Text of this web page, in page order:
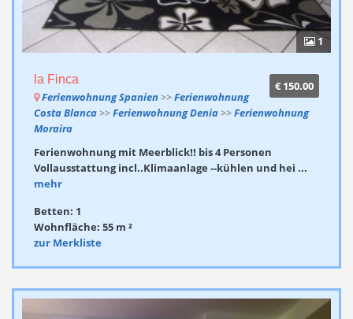
1
€ 150.00
la Finca
Ferienwohnung Spanien >>Ferienwohnung
Costa Blanca>>Ferienwohnung Denia>>Ferienwohnung
Moraira
Ferienwohnung mit Meerblick!! bis 4 Personen
Vollausstattung incl..Klimaanlage --kühlen und hei ...
mehr
Betten: 1
Wohnfläche: 55 m ²
zur Merkliste